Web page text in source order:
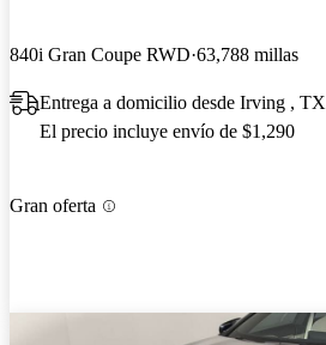
840i Gran Coupe RWD 63,788 millas
Entrega a domicilio desde Irving , TX
El precio incluye envío de $1,290
Gran oferta